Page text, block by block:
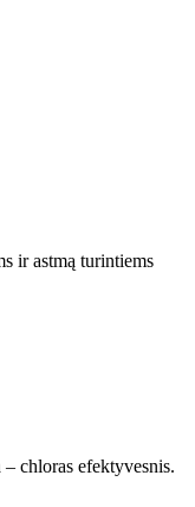
ir astmą turintiems
chloras efektyvesnis.